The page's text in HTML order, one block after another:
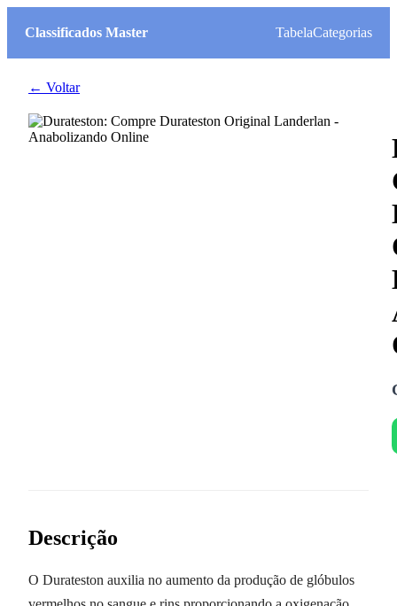
Classificados Master TabelaCategorias
← Voltar
Descrição
O Durateston auxilia no aumento da produção de glóbulos